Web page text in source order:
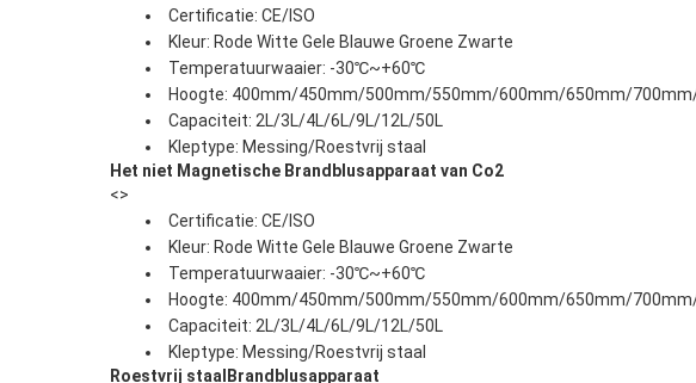
Certificatie: CE/ISO
Kleur: Rode Witte Gele Blauwe Groene Zwarte
Temperatuurwaaier: -30℃~+60℃
Hoogte: 400mm/450mm/500mm/550mm/600mm/650mm/
Capaciteit: 2L/3L/4L/6L/9L/12L/50L
Kleptype: Messing/Roestvrij staal
Het niet Magnetische Brandblusapparaat van Co2
<>
Certificatie: CE/ISO
Kleur: Rode Witte Gele Blauwe Groene Zwarte
Temperatuurwaaier: -30℃~+60℃
Hoogte: 400mm/450mm/500mm/550mm/600mm/650mm/
Capaciteit: 2L/3L/4L/6L/9L/12L/50L
Kleptype: Messing/Roestvrij staal
Roestvrij staalBrandblusapparaat